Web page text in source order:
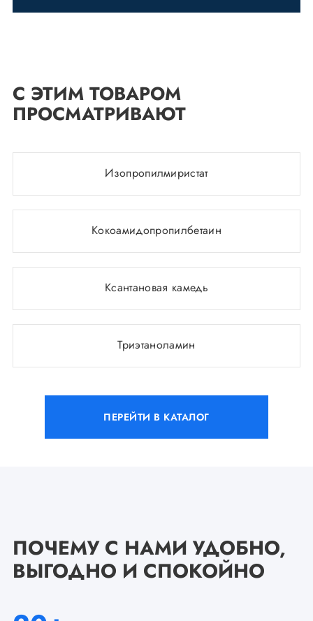
С ЭТИМ ТОВАРОМ
ПРОСМАТРИВАЮТ
Изопропилмиристат
Кокоамидопропилбетаин
Ксантановая камедь
Триэтаноламин
ПЕРЕЙТИ В КАТАЛОГ
ПОЧЕМУ С НАМИ УДОБНО,
ВЫГОДНО И СПОКОЙНО